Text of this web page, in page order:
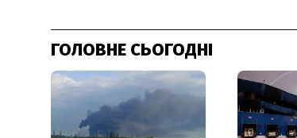
ГОЛОВНЕ СЬОГОДНІ